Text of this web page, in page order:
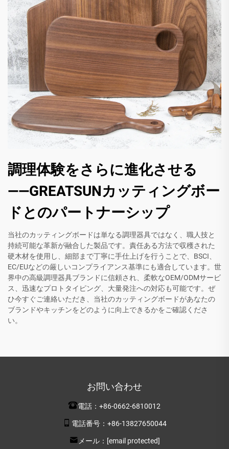
調理体験をさらに進化させる
――GREATSUNカッティングボー
ドとのパートナーシップ
当社のカッティングボードは単なる調理器具ではなく、職人技と
持続可能な革新が融合した製品です。責任ある方法で収穫された
硬木材を使用し、細部まで丁寧に手仕上げを行うことで、BSCI、
EC/EUなどの厳しいコンプライアンス基準にも適合しています。世
界中の高級調理器具ブランドに信頼され、柔軟なOEM/ODMサービ
ス、迅速なプロトタイピング、大量発注への対応も可能です。ぜ
ひ今すぐご連絡いただき、当社のカッティングボードがあなたの
ブランドやキッチンをどのように向上できるかをご確認くださ
い。
お問い合わせ
電話： +86-0662-6810012
電話番号： +86-13827650044
メール： [email protected]